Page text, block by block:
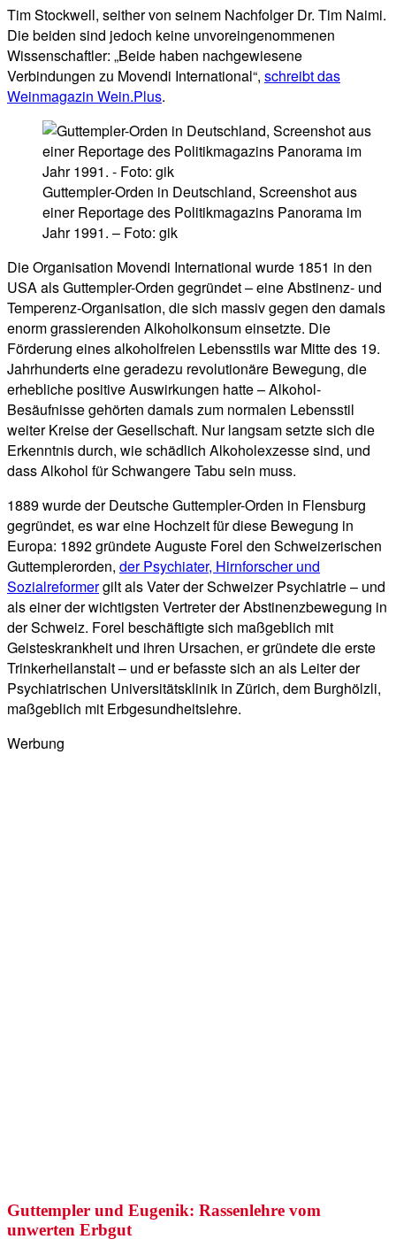
Tim Stockwell, seither von seinem Nachfolger Dr. Tim Naimi.
Die beiden sind jedoch keine unvoreingenommenen
Wissenschaftler: „Beide haben nachgewiesene
Verbindungen zu Movendi International“, schreibt das
Weinmagazin Wein.Plus.
Guttempler-Orden in Deutschland, Screenshot aus
einer Reportage des Politikmagazins Panorama im
Jahr 1991. – Foto: gik
Die Organisation Movendi International wurde 1851 in den
USA als Guttempler-Orden gegründet – eine Abstinenz- und
Temperenz-Organisation, die sich massiv gegen den damals
enorm grassierenden Alkoholkonsum einsetzte. Die
Förderung eines alkoholfreien Lebensstils war Mitte des 19.
Jahrhunderts eine geradezu revolutionäre Bewegung, die
erhebliche positive Auswirkungen hatte – Alkohol-
Besäufnisse gehörten damals zum normalen Lebensstil
weiter Kreise der Gesellschaft. Nur langsam setzte sich die
Erkenntnis durch, wie schädlich Alkoholexzesse sind, und
dass Alkohol für Schwangere Tabu sein muss.
1889 wurde der Deutsche Guttempler-Orden in Flensburg
gegründet, es war eine Hochzeit für diese Bewegung in
Europa: 1892 gründete Auguste Forel den Schweizerischen
Guttemplerorden, der Psychiater, Hirnforscher und
Sozialreformergilt als Vater der Schweizer Psychiatrie – und
als einer der wichtigsten Vertreter der Abstinenzbewegung in
der Schweiz. Forel beschäftigte sich maßgeblich mit
Geisteskrankheit und ihren Ursachen, er gründete die erste
Trinkerheilanstalt – und er befasste sich an als Leiter der
Psychiatrischen Universitätsklinik in Zürich, dem Burghölzli,
maßgeblich mit Erbgesundheitslehre.
Werbung
Guttempler und Eugenik: Rassenlehre vom
unwerten Erbgut